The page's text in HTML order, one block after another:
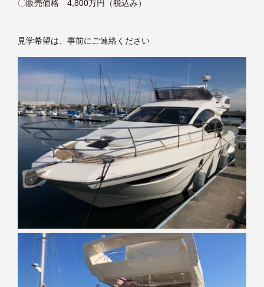
〇販売価格 4,800万円（税込み）
見学希望は、事前にご連絡ください